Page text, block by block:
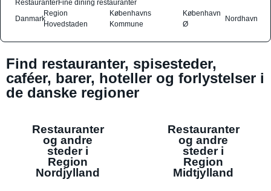
RestauranterFine dining restauranter
Danmark
Region
Hovedstaden
Københavns
Kommune
København
Ø
Nordhavn
Find restauranter, spisesteder,
caféer, barer, hoteller og forlystelser i
de danske regioner
Restauranter
og andre
steder i
Region
Nordjylland
Restauranter
og andre
steder i
Region
Midtjylland